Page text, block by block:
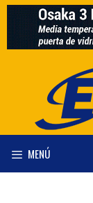
Saltar
contenido
MENÚ